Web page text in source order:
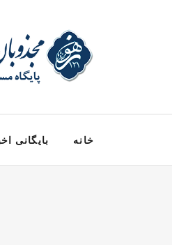
خانه بایگانی